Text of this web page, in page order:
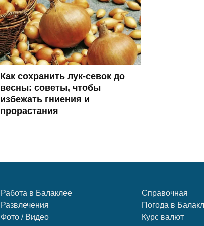
Как сохранить лук-севок до
весны: советы, чтобы
избежать гниения и
прорастания
Работа в Балаклее
Развлечения
Фото / Видео
Справочная
Погода в
Курс валют